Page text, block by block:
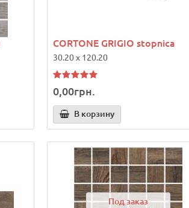
CORTONE GRIGIO stopnica
30.20 x 120.20
0,00грн.
В корзину
Под заказ